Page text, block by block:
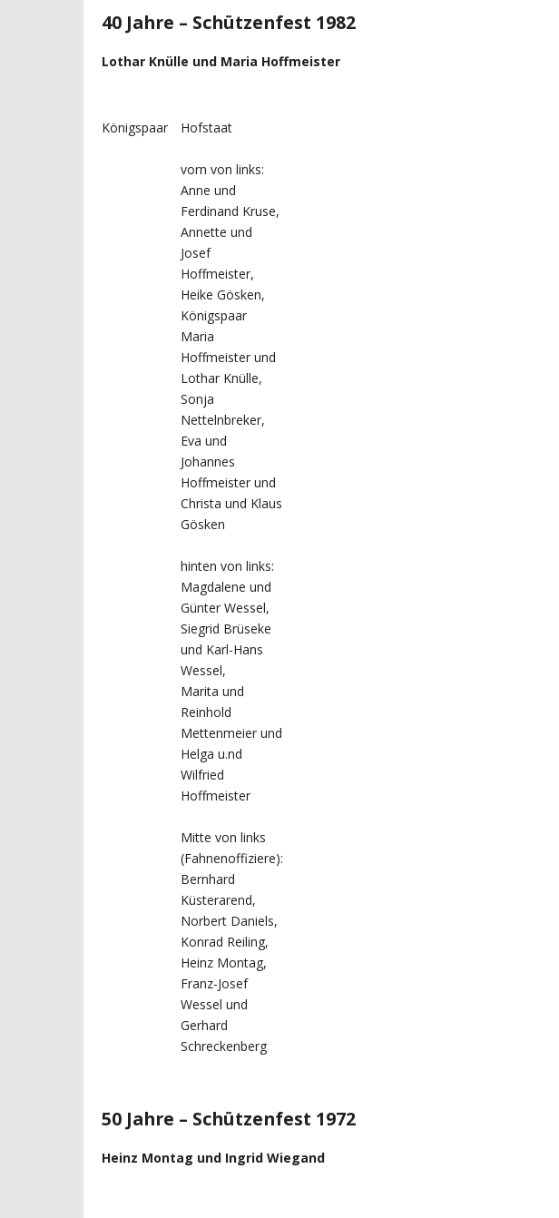
40 Jahre – Schützenfest 1982
Lothar Knülle und Maria Hoffmeister
Königspaar Hofstaat
vorn von links:
Anne und
Ferdinand Kruse,
Annette und
Josef
Hoffmeister,
Heike Gösken,
Königspaar
Maria
Hoffmeister und
Lothar Knülle,
Sonja
Nettelnbreker,
Eva und
Johannes
Hoffmeister und
Christa und Klaus
Gösken
hinten von links:
Magdalene und
Günter Wessel,
Siegrid Brüseke
und Karl-Hans
Wessel,
Marita und
Reinhold
Mettenmeier und
Helga u.nd
Wilfried
Hoffmeister
Mitte von links
(Fahnenoffiziere):
Bernhard
Küsterarend,
Norbert Daniels,
Konrad Reiling,
Heinz Montag,
Franz-Josef
Wessel und
Gerhard
Schreckenberg
50 Jahre – Schützenfest 1972
Heinz Montag und Ingrid Wiegand